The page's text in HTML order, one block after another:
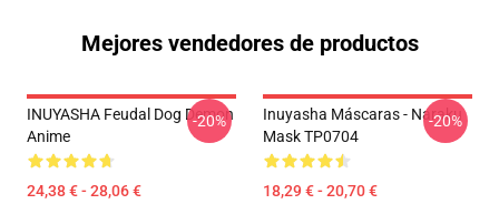
Mejores vendedores de productos
INUYASHA Feudal Dog Demon
Anime
24,38 € - 28,06 €
-20%
Inuyasha Máscaras - Naraku
Mask TP0704
18,29 € - 20,70 €
-20%